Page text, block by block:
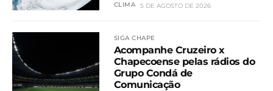
CLIMA 5 DE AGOSTO DE 2026
SIGA CHAPE
Acompanhe Cruzeiro x
Chapecoense pelas rádios do
Grupo Condá de
Comunicação